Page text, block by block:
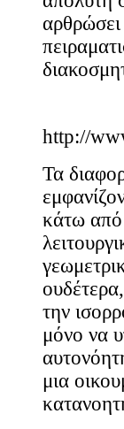
http://
Τα
κάτω από
την
μόνο να
μια